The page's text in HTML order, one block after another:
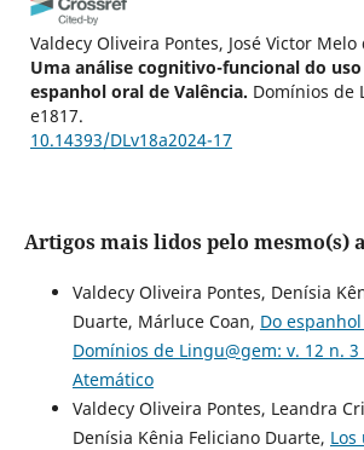
Valdecy Oliveira Pontes, José Victor Melo
Uma análise cognitivo-funcional do
espanhol oral de Valência. Domínios de
e1817.
10.14393/DLv18a2024-17
Artigos mais lidos pelo mesmo(s)
Valdecy Oliveira Pontes, Denísia
Duarte, Márluce Coan, Do
Domínios de Lingu@gem: v. 12 n.
Atemático
Valdecy Oliveira Pontes, Leandra
Denísia Kênia Feliciano Duarte,